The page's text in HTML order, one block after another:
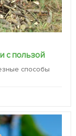
с пользой
способы